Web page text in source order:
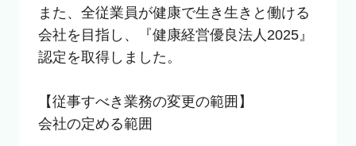
また、全従業員が健康で生き生きと働ける
会社を目指し、『健康経営優良法人2025』
認定を取得しました。
【従事すべき業務の変更の範囲】
会社の定める範囲